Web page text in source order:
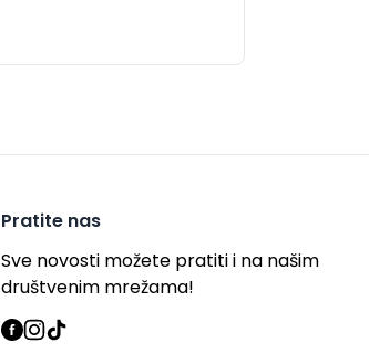
Pratite nas
Sve novosti možete pratiti i na našim
društvenim mrežama!